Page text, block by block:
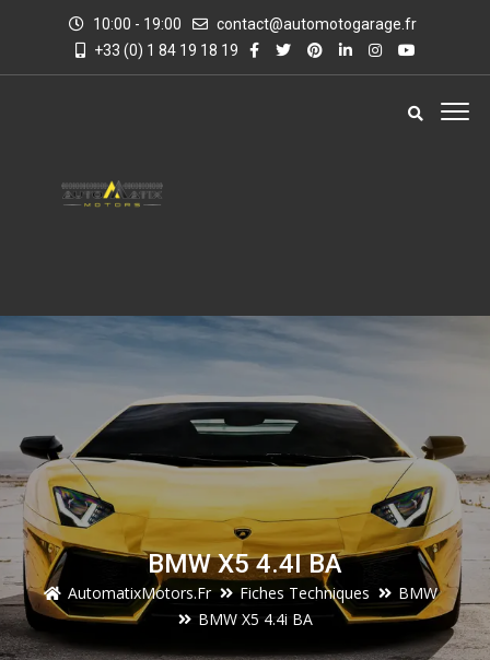
10:00 - 19:00
contact@automotogarage.fr
+33 (0) 1 84 19 18 19
BMW X5 4.4I BA
AutomatixMotors.fr Fiches Techniques
BMW
BMW X5 4.4i BA